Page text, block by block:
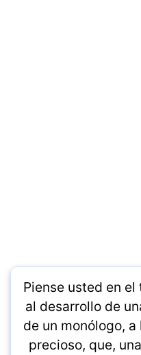
Piense usted en
al desarrollo de
de un monólogo,
precioso, que,